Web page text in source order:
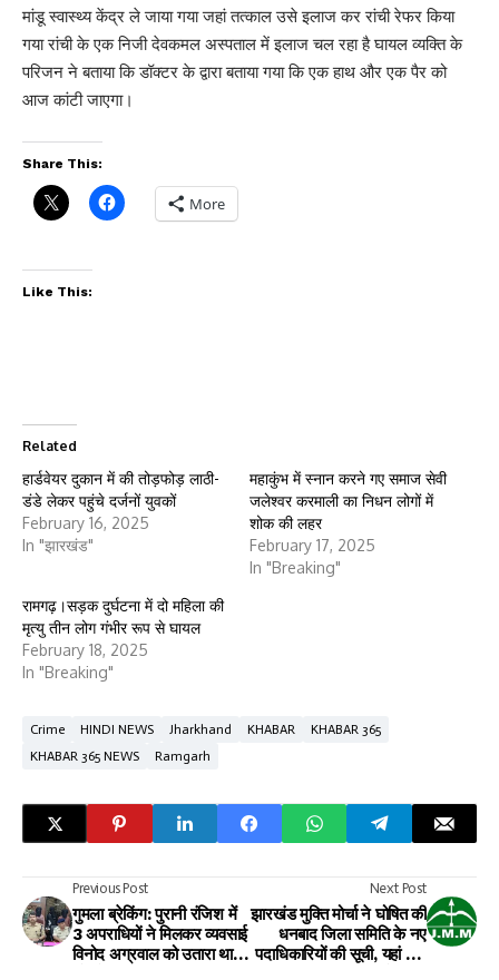
मांडू स्वास्थ्य केंद्र ले जाया गया जहां तत्काल उसे इलाज कर रांची रेफर किया
गया रांची के एक निजी देवकमल अस्पताल में इलाज चल रहा है घायल व्यक्ति के
परिजन ने बताया कि डॉक्टर के द्वारा बताया गया कि एक हाथ और एक पैर को
आज कांटी जाएगा।
Share This:
More
Like This:
Related
हार्डवेयर दुकान में की तोड़फोड़ लाठी-
डंडे लेकर पहुंचे दर्जनों युवकों
February 16, 2025
In "झारखंड"
महाकुंभ में स्नान करने गए समाज सेवी
जलेश्वर करमाली का निधन लोगों में
शोक की लहर
February 17, 2025
In "Breaking"
रामगढ़।सड़क दुर्घटना में दो महिला की
मृत्यु तीन लोग गंभीर रूप से घायल
February 18, 2025
In "Breaking"
Crime HINDI NEWS Jharkhand KHABAR
KHABAR 365
KHABAR 365 NEWS
Ramgarh
Previous Post
गुमला ब्रेकिंग: पुरानी रंजिश में
3 अपराधियों ने मिलकर व्यवसाई
विनोद अग्रवाल को उतारा था
Next Post
झारखंड मुक्ति मोर्चा ने घोषित की
धनबाद जिला समिति के नए
पदाधिकारियों की सूची, यहां देखें